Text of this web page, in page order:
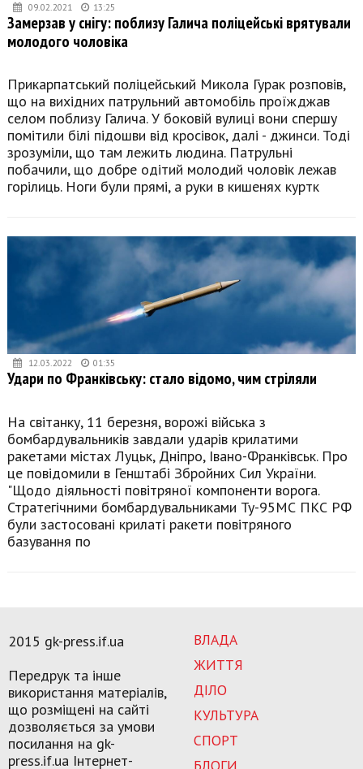
09.02.2021 13:25
Замерзав у снігу: поблизу Галича поліцейські врятували
молодого чоловіка
Прикарпатський поліцейський Микола Гурак розповів,
що на вихідних патрульний автомобіль проїжджав
селом поблизу Галича. У боковій вулиці вони спершу
помітили білі підошви від кросівок, далі - джинси. Тоді
зрозуміли, що там лежить людина. Патрульні
побачили, що добре одітий молодий чоловік лежав
горілиць. Ноги були прямі, а руки в кишенях куртк
12.03.2022 01:35
Удари по Франківську: стало відомо, чим стріляли
На світанку, 11 березня, ворожі війська з
бомбардувальників завдали ударів крилатими
ракетами містах Луцьк, Дніпро, Івано-Франківськ. Про
це повідомили в Генштабі Збройних Сил України.
"Щодо діяльності повітряної компоненти ворога.
Стратегічними бомбардувальниками Ту-95МС ПКС РФ
були застосовані крилаті ракети повітряного
базування по
ВЛАДА
ЖИТТЯ
ДІЛО
КУЛЬТУРА
СПОРТ
БЛОГИ
2015 gk-press.if.ua
Передрук та інше
використання матеріалів,
що розміщені на сайті
дозволяється за умови
посилання на gk-
press.if.ua Інтернет-